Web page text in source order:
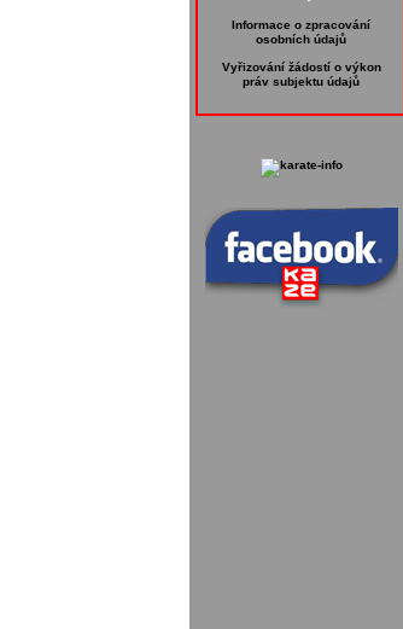
Informace o zpracování
osobních údajů
Vyřizování žádostí o výkon
práv subjektu údajů